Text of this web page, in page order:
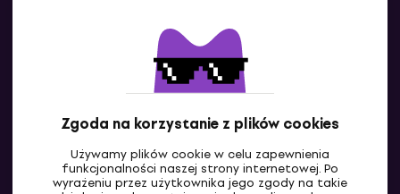
Zgoda na korzystanie z plików cookies
Używamy plików cookie w celu zapewnienia
funkcjonalności naszej strony internetowej. Po
wyrażeniu przez użytkownika jego zgody na takie
Skontaktuj się z nami